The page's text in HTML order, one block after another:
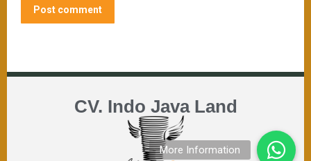
Post comment
CV. Indo Java Land